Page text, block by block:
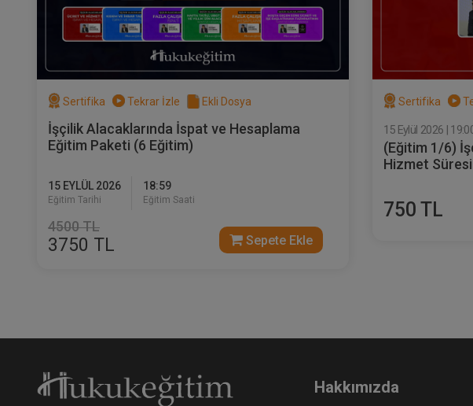
Müvekkille Görüşme
Sertifika Tekrar İzle Ekli Dosya
İşçilik Alacaklarında İspat ve Hesaplama
Eğitim Paketi (6 Eğitim)
15 EYLÜL 2026
Eğitim Tarihi
18:59
Eğitim Saati
4500 TL
3750 TL Sepete Ekle
Sertifika
15 Eylül 2026 |
(Eğitim 1/6)
Hizmet
750 TL
Hakkımızda